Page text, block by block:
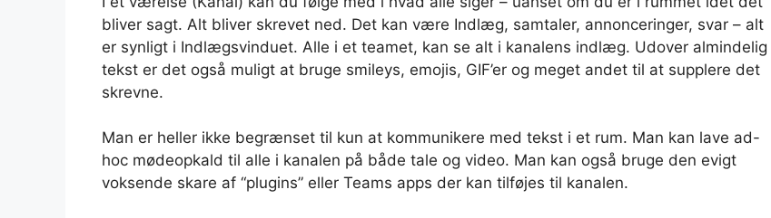
bliver sagt. Alt bliver skrevet ned. Det kan være Indlæg, samtaler, annonceringer, svar – alt
er synligt i Indlægsvinduet. Alle i et teamet, kan se alt i kanalens indlæg. Udover almindelig
tekst er det også muligt at bruge smileys, emojis, GIF’er og meget andet til at supplere det
skrevne.
Man er heller ikke begrænset til kun at kommunikere med tekst i et rum. Man kan lave ad-
hoc mødeopkald til alle i kanalen på både tale og video. Man kan også bruge den evigt
voksende skare af “plugins” eller Teams apps der kan tilføjes til kanalen.